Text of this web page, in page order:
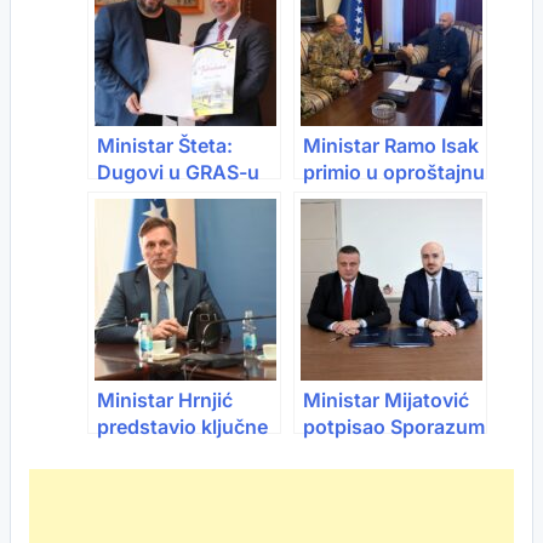
infrastrukture i e-
usluga
Ministar Šteta:
Dugovi u GRAS-u
se smanjuju
Ministar Ramo Isak
primio u oproštajnu
posjetu zamjenika
komandanta
EUFOR-a
Ministar Hrnjić
predstavio ključne
Ministar Mijatović
potpisao Sporazum